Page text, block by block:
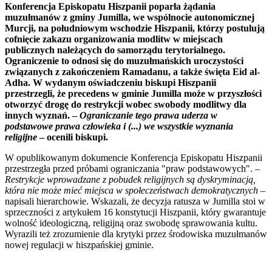
Konferencja Episkopatu Hiszpanii poparła żądania
muzułmanów z gminy Jumilla, we wspólnocie autonomicznej
Murcji, na południowym wschodzie Hiszpanii, którzy postulują
cofnięcie zakazu organizowania modlitw w miejscach
publicznych należących do samorządu terytorialnego.
Ograniczenie to odnosi się do muzułmańskich uroczystości
związanych z zakończeniem Ramadanu, a także święta Eid al-
Adha. W wydanym oświadczeniu biskupi Hiszpanii
przestrzegli, że precedens w gminie Jumilla może w przyszłości
otworzyć drogę do restrykcji wobec swobody modlitwy dla
innych wyznań. –Ograniczanie tego prawa uderza w
podstawowe prawa człowieka i (...) we wszystkie wyznania
religijne– ocenili biskupi.
W opublikowanym dokumencie Konferencja Episkopatu Hiszpanii
przestrzegła przed próbami ograniczania "praw podstawowych". –
Restrykcje wprowadzane z pobudek religijnych są dyskryminacją,
która nie może mieć miejsca w społeczeństwach demokratycznych –
napisali hierarchowie. Wskazali, że decyzja ratusza w Jumilla stoi w
sprzeczności z artykułem 16 konstytucji Hiszpanii, który gwarantuje
wolność ideologiczną, religijną oraz swobodę sprawowania kultu.
Wyrazili też zrozumienie dla krytyki przez środowiska muzułmanów
nowej regulacji w hiszpańskiej gminie.